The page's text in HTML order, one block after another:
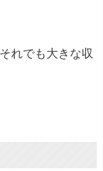
れでも大きな収